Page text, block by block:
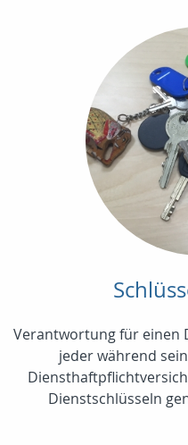
Verantwortung für einen
jeder während
Dienstschlüsseln